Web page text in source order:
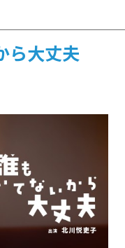
ら大丈夫